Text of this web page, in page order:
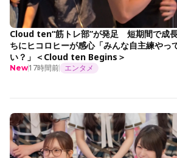
Cloud ten“筋トレ部”が発足 短期間で成
ちにヒコロヒーが感心「みんな自主練やっ
い？」＜Cloud ten Begins＞
New17時間前 エンタメ